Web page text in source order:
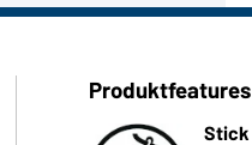
Produktfeatures
Stick